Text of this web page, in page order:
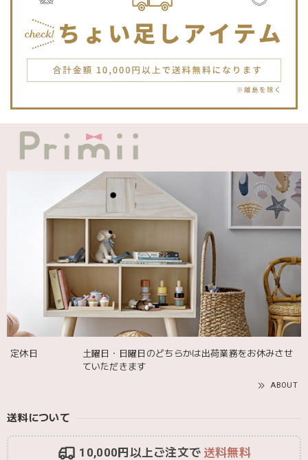
JELLYCATは特に個体差が激しいブランドなので、どんな子
が来るかいつも少し不安ですが、可愛い子が届いて良かった
です。Primiiさんでお迎えした子はみんな可愛い子なので嬉
しいです。
greige
2025/12/12
blanco ブランコ | ダブルボアブランケット ベビー double boa blanket ホワイト 無地
2025/12/09
発送も届くのも早かったです！バースデーバルーンも入って
て嬉しかったです🎈誕生日に使わせて頂きます🫶
Adnil LAND アドニルランド | PULL ALONG PUPPY からだをくねくねさせながらついてくる プル アロング パピー プルトイ 木のおもちゃ
2025/12/02
定休日
土曜日・日曜日のどちらかは出荷業務をお休みさせ
ていただきます
ABOUT
送料について
10,000円以上ご注文で 送料無料